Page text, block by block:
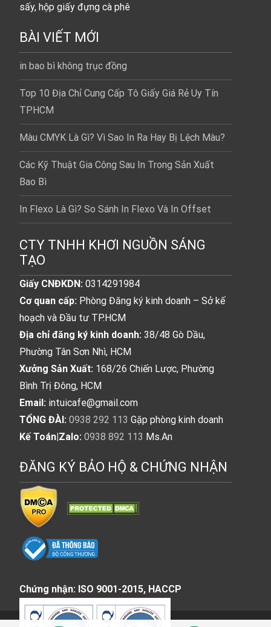
sấy, hộp giấy đựng cà phê
BÀI VIẾT MỚI
in bao bì không trục đồng
Top 10 Địa Chỉ Cung Cấp Tô Giấy Giá Rẻ Uy Tín
TPHCM
Màu CMYK Là Gì? Vì Sao In Ra Hay Bị Lệch Màu?
Các Kỹ Thuật Gia Công Sau In Trong Sản Xuất
Bao Bì
In Flexo Là Gì? So Sánh In Flexo Và In Offset
CTY TNHH KHƠI NGUỒN SÁNG
TẠO
Giấy CNĐKDN: 0314291984
Cơ quan cấp: Phòng Đăng ký kinh doanh – Sở kế
hoạch và Đầu tư TP.HCM
Địa chỉ đăng ký kinh doanh: 38/48 Gò Dầu,
Phường Tân Sơn Nhì, HCM
Xưởng Sản Xuất: 168/26 Chiến Lược, Phường
Bình Trị Đông, HCM
Email: intuicafe@gmail.com
TỔNG ĐÀI: 0938 292 113 Gặp phòng kinh doanh
Kế Toán|Zalo: 0938 892 113 Ms.An
ĐĂNG KÝ BẢO HỘ & CHỨNG NHẬN
Chứng nhận: ISO 9001-2015, HACCP